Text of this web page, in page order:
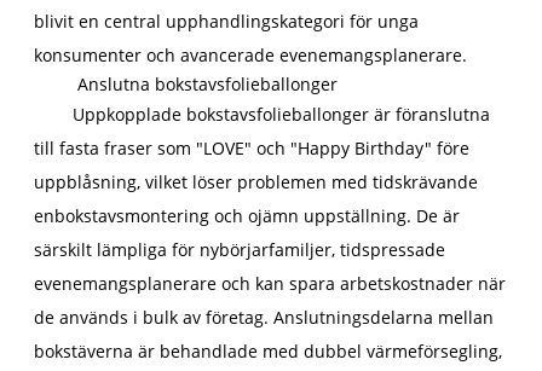
blivit en central upphandlingskategori för unga
konsumenter och avancerade evenemangsplanerare.
Anslutna bokstavsfolieballonger
Uppkopplade bokstavsfolieballonger är föranslutna
till fasta fraser som "LOVE" och "Happy Birthday" före
uppblåsning, vilket löser problemen med tidskrävande
enbokstavsmontering och ojämn uppställning. De är
särskilt lämpliga för nybörjarfamiljer, tidspressade
evenemangsplanerare och kan spara arbetskostnader när
de används i bulk av företag. Anslutningsdelarna mellan
bokstäverna är behandlade med dubbel värmeförsegling,